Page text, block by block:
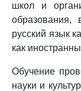
школ и
образования,
русский язык
как
Обучение
науки и